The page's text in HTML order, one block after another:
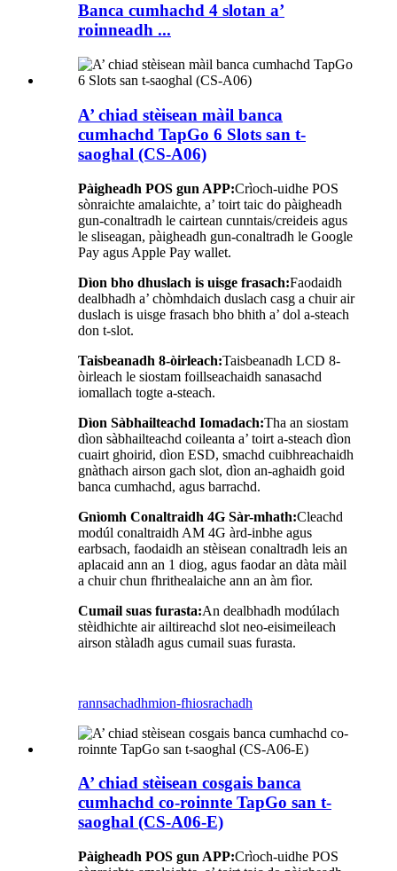
Banca cumhachd 4 slotan a’
roinneadh ...
A’ chiad stèisean màil banca
cumhachd TapGo 6 Slots san t-
saoghal (CS-A06)
Pàigheadh ​​POS gun APP:Crìoch-uidhe POS
sònraichte amalaichte, a’ toirt taic do pàigheadh ​​
gun-conaltradh le cairtean cunntais/creideis agus
le sliseagan, pàigheadh ​​gun-conaltradh le Google
Pay agus Apple Pay wallet.
Dìon bho dhuslach is uisge frasach:Faodaidh
dealbhadh a’ chòmhdaich duslach casg a chuir air
duslach is uisge frasach bho bhith a’ dol a-steach
don t-slot.
Taisbeanadh 8-òirleach:Taisbeanadh LCD 8-
òirleach le siostam foillseachaidh sanasachd
iomallach togte a-steach.
Dìon Sàbhailteachd Iomadach:Tha an siostam
dìon sàbhailteachd coileanta a’ toirt a-steach dìon
cuairt ghoirid, dìon ESD, smachd cuibhreachaidh
gnàthach airson gach slot, dìon an-aghaidh goid
banca cumhachd, agus barrachd.
Gnìomh Conaltraidh 4G Sàr-mhath:Cleachd
modúl conaltraidh AM 4G àrd-inbhe agus
earbsach, faodaidh an stèisean conaltradh leis an
aplacaid ann an 1 diog, agus faodar an dàta màil
a chuir chun fhrithealaiche ann an àm fìor.
Cumail suas furasta:An dealbhadh modúlach
stèidhichte air ailtireachd slot neo-eisimeileach
airson stàladh agus cumail suas furasta.
rannsachadhmion-fhiosrachadh
A’ chiad stèisean cosgais banca
cumhachd co-roinnte TapGo san t-
saoghal (CS-A06-E)
Pàigheadh ​​POS gun APP:Crìoch-uidhe POS